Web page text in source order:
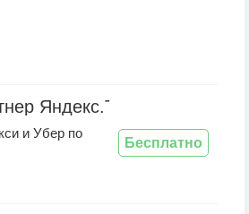
Яндекс.Такси
и Убер по
Бесплатно